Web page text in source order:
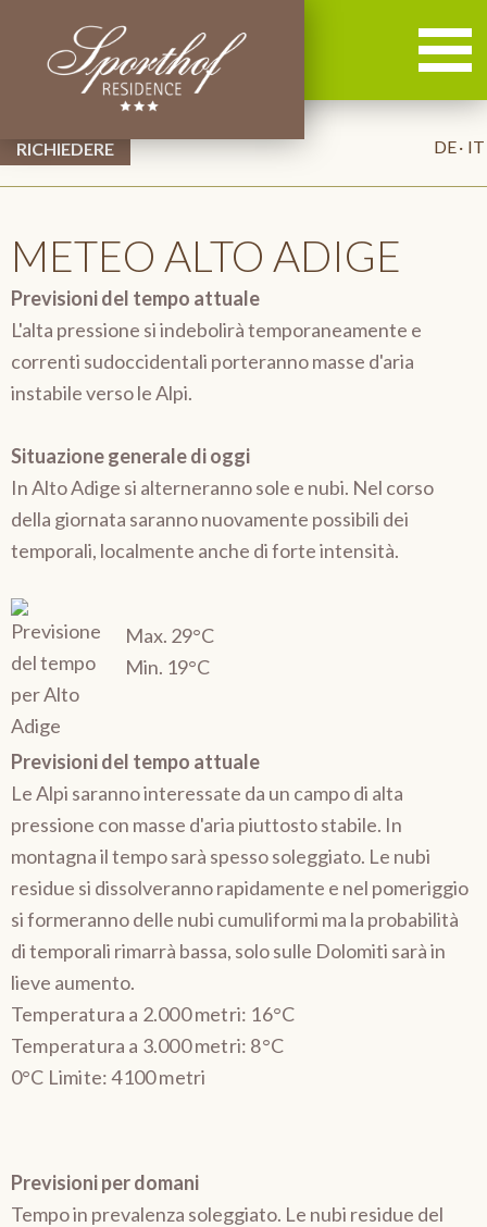
DE IT
METEO ALTO ADIGE
Previsioni del tempo attuale
L'alta pressione si indebolirà temporaneamente e
correnti sudoccidentali porteranno masse d'aria
instabile verso le Alpi.
Situazione generale di oggi
In Alto Adige si alterneranno sole e nubi. Nel corso
della giornata saranno nuovamente possibili dei
temporali, localmente anche di forte intensità.
Max. 29°C
Min. 19°C
Previsioni del tempo attuale
Le Alpi saranno interessate da un campo di alta
pressione con masse d'aria piuttosto stabile. In
montagna il tempo sarà spesso soleggiato. Le nubi
residue si dissolveranno rapidamente e nel pomeriggio
si formeranno delle nubi cumuliformi ma la probabilità
di temporali rimarrà bassa, solo sulle Dolomiti sarà in
lieve aumento.
Temperatura a 2.000 metri: 16°C
Temperatura a 3.000 metri: 8°C
0°C Limite: 4100 metri
Previsioni per domani
Tempo in prevalenza soleggiato. Le nubi residue del